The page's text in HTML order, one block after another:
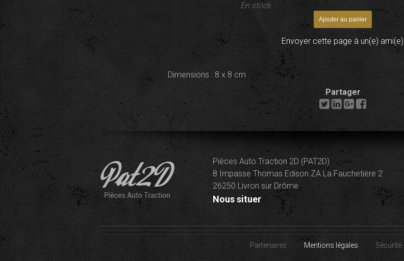
En stock
Envoyer cette page à un(e) ami(e)
Dimensions : 8 x 8 cm
Partager
Pièces Auto Traction 2D (PAT2D)
8 Impasse Thomas Edison ZA La Fauchetière 2
26250 Livron sur Drôme
Nous situer
Partenaires Mentions légales Sécurité